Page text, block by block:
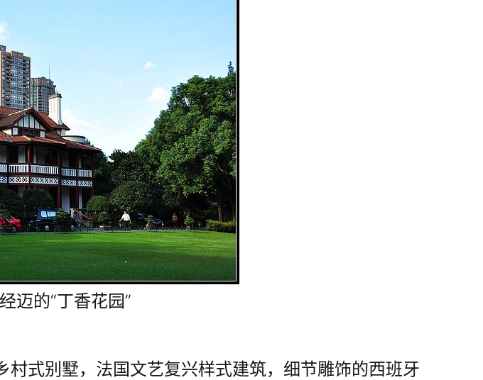
迈的“丁香花园”
式别墅，法国文艺复兴样式建筑，细节雕饰的西班牙